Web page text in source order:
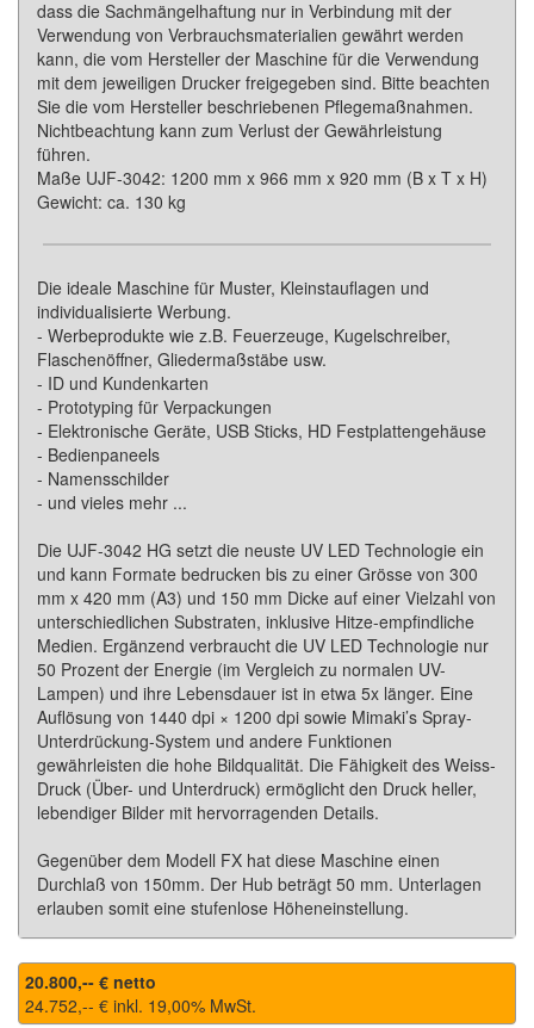
dass die Sachmängelhaftung nur in Verbindung mit der
Verwendung von Verbrauchsmaterialien gewährt werden
kann, die vom Hersteller der Maschine für die Verwendung
mit dem jeweiligen Drucker freigegeben sind. Bitte beachten
Sie die vom Hersteller beschriebenen Pflegemaßnahmen.
Nichtbeachtung kann zum Verlust der Gewährleistung
führen.
Maße UJF-3042: 1200 mm x 966 mm x 920 mm (B x T x H)
Gewicht: ca. 130 kg
Die ideale Maschine für Muster, Kleinstauflagen und
individualisierte Werbung.
- Werbeprodukte wie z.B. Feuerzeuge, Kugelschreiber,
Flaschenöffner, Gliedermaßstäbe usw.
- ID und Kundenkarten
- Prototyping für Verpackungen
- Elektronische Geräte, USB Sticks, HD Festplattengehäuse
- Bedienpaneels
- Namensschilder
- und vieles mehr ...
Die UJF-3042 HG setzt die neuste UV LED Technologie ein
und kann Formate bedrucken bis zu einer Grösse von 300
mm x 420 mm (A3) und 150 mm Dicke auf einer Vielzahl von
unterschiedlichen Substraten, inklusive Hitze-empfindliche
Medien. Ergänzend verbraucht die UV LED Technologie nur
50 Prozent der Energie (im Vergleich zu normalen UV-
Lampen) und ihre Lebensdauer ist in etwa 5x länger. Eine
Auflösung von 1440 dpi × 1200 dpi sowie Mimaki’s Spray-
Unterdrückung-System und andere Funktionen
gewährleisten die hohe Bildqualität. Die Fähigkeit des Weiss-
Druck (Über- und Unterdruck) ermöglicht den Druck heller,
lebendiger Bilder mit hervorragenden Details.
Gegenüber dem Modell FX hat diese Maschine einen
Durchlaß von 150mm. Der Hub beträgt 50 mm. Unterlagen
erlauben somit eine stufenlose Höheneinstellung.
20.800,-- € netto
24.752,-- € inkl. 19,00% MwSt.